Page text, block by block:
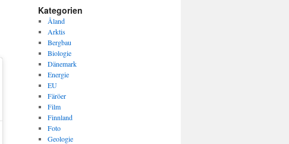
Kategorien
Åland
Arktis
Bergbau
Biologie
Dänemark
Energie
EU
Färöer
Film
Finnland
Foto
Geologie